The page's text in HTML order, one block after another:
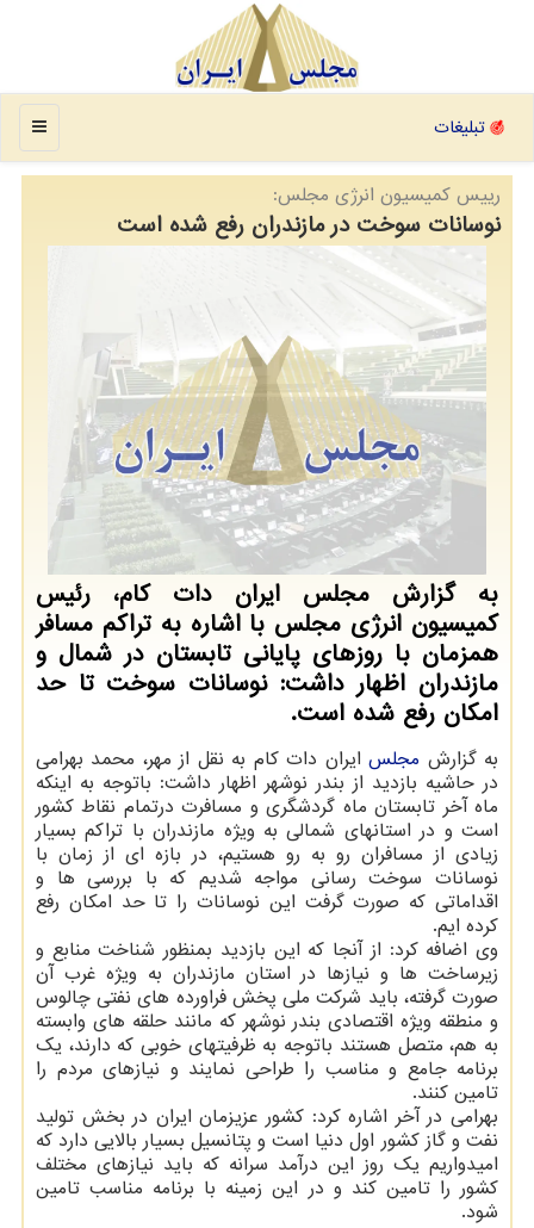
منو تبلیغات
رییس كمیسیون انرژی مجلس:
نوسانات سوخت در مازندران رفع شده است
به گزارش مجلس ایران دات کام، رئیس
کمیسیون انرژی مجلس با اشاره به تراکم مسافر
همزمان با روزهای پایانی تابستان در شمال و
مازندران اظهار داشت: نوسانات سوخت تا حد
امکان رفع شده است.
به گزارش مجلسایران دات کام به نقل از مهر، محمد بهرامی
در حاشیه بازدید از بندر نوشهر اظهار داشت: باتوجه به اینکه
ماه آخر تابستان ماه گردشگری و مسافرت درتمام نقاط کشور
است و در استانهای شمالی به ویژه مازندران با تراکم بسیار
زیادی از مسافران رو به رو هستیم، در بازه ای از زمان با
نوسانات سوخت رسانی مواجه شدیم که با بررسی ها و
اقداماتی که صورت گرفت این نوسانات را تا حد امکان رفع
کرده ایم.
وی اضافه کرد: از آنجا که این بازدید بمنظور شناخت منابع و
زیرساخت ها و نیازها در استان مازندران به ویژه غرب آن
صورت گرفته، باید شرکت ملی پخش فراورده های نفتی چالوس
و منطقه ویژه اقتصادی بندر نوشهر که مانند حلقه های وابسته
به هم، متصل هستند باتوجه به ظرفیتهای خوبی که دارند، یک
برنامه جامع و مناسب را طراحی نمایند و نیازهای مردم را
تامین کنند.
بهرامی در آخر اشاره کرد: کشور عزیزمان ایران در بخش تولید
نفت و گاز کشور اول دنیا است و پتانسیل بسیار بالایی دارد که
امیدواریم یک روز این درآمد سرانه که باید نیازهای مختلف
کشور را تامین کند و در این زمینه با برنامه مناسب تامین
شود.